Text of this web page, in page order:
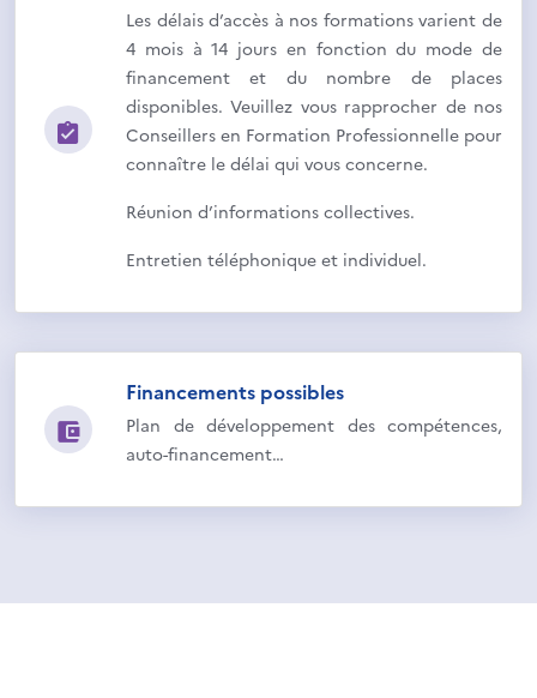
Les délais d’accès à nos formations varient de
4 mois à 14 jours en fonction du mode de
financement et du nombre de places
disponibles. Veuillez vous rapprocher de nos
Conseillers en Formation Professionnelle pour
connaître le délai qui vous concerne.
Réunion d’informations collectives.
Entretien téléphonique et individuel.
Financements possibles
Plan de développement des compétences,
auto-financement…